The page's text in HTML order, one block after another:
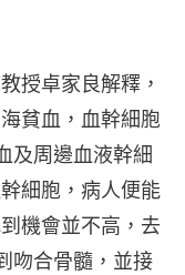
授卓家良解釋，
貧血，血幹細胞
及周邊血液幹細
細胞，病人便能
機會並不高，去
吻合骨髓，並接